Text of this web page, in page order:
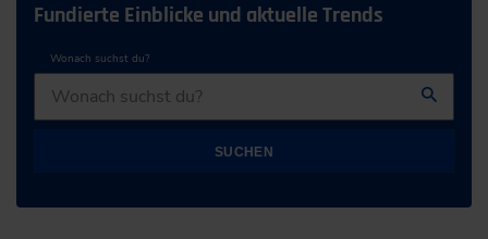
Fundierte Einblicke und aktuelle Trends
Wonach suchst du?
SUCHEN